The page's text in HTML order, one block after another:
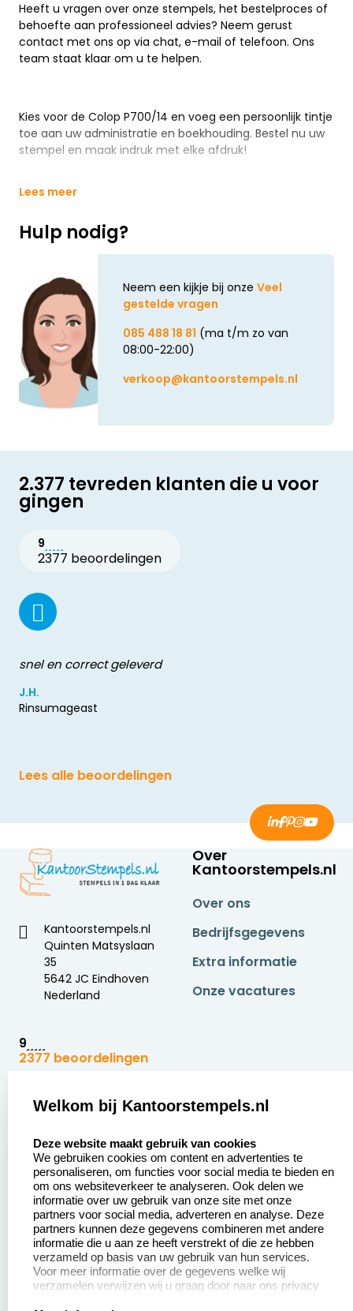
Heeft u vragen over onze stempels, het bestelproces of
behoefte aan professioneel advies? Neem gerust
contact met ons op via chat, e-mail of telefoon. Ons
team staat klaar om u te helpen.
Kies voor de Colop P700/14 en voeg een persoonlijk tintje
toe aan uw administratie en boekhouding. Bestel nu uw
stempel en maak indruk met elke afdruk!
Lees meer
Hulp nodig?
Neem een kijkje bij onze Veel
gestelde vragen
085 488 18 81 (ma t/m zo van
08:00-22:00)
verkoop@kantoorstempels.nl
2.377 tevreden klanten die u voor
gingen
9
2377 beoordelingen
snel en correct geleverd
J.H.
Rinsumageast
Lees alle beoordelingen
Kantoorstempels.nl
Quinten Matsyslaan
35
5642 JC Eindhoven
Nederland
9
2377 beoordelingen
Over
Kantoorstempels.nl
Over ons
Bedrijfsgegevens
Extra informatie
Onze vacatures
Zakelijk:
Aanvraag op maat
Betaling &
Verzending
Wederverkoper
worden
Sale
Klantenservice:
Contact opnemen
Veel gestelde vragen
Retourneren
Herroepingsrecht
Welkom bij Kantoorstempels.nl
Deze website maakt gebruik van cookies
We gebruiken cookies om content en advertenties te
personaliseren, om functies voor social media te bieden en
om ons websiteverkeer te analyseren. Ook delen we
informatie over uw gebruik van onze site met onze
partners voor social media, adverteren en analyse. Deze
partners kunnen deze gegevens combineren met andere
informatie die u aan ze heeft verstrekt of die ze hebben
verzameld op basis van uw gebruik van hun services.
Voor meer informatie over de gegevens welke wij
verzamelen verwijzen wij u graag door naar ons privacy